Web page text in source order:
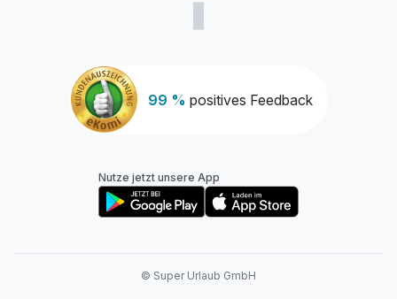
99 % positives Feedback
Nutze jetzt unsere App
© Super Urlaub GmbH